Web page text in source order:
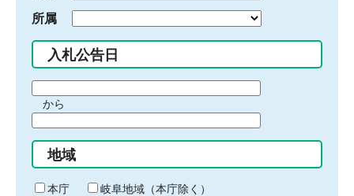
所属
入札公告日
間
始
り
から
間
終
わ
地域
本庁
岐阜地域（本庁除く）